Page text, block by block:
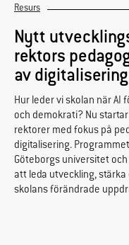
Resurs
Nytt
rektors
av digitalisering
Hur leder vi skolan när AI
och demokrati? Nu
rektorer med fokus på
digitalisering.
Göteborgs universitet
att leda utveckling,
skolans förändrade